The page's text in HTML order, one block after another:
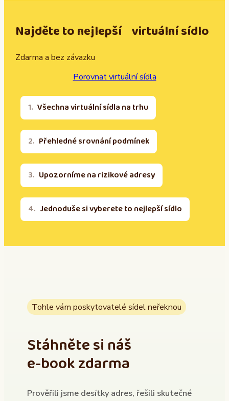
Najděte to nejlepší virtuální sídlo
Zdarma a bez závazku
Porovnat virtuální sídla
Všechna virtuální sídla na trhu
Přehledné srovnání podmínek
Upozorníme na rizikové adresy
Jednoduše si vyberete to nejlepší sídlo
Tohle vám poskytovatelé sídel neřeknou
Stáhněte si náš
e-book zdarma
Prověřili jsme desítky adres, řešili skutečné